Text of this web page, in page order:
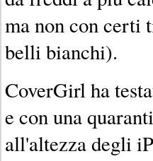
ma non con certi
belli bianchi).
CoverGirl ha
e con una
all'altezza degli